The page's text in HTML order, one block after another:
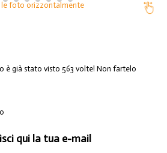
le foto orizzontalmente
già stato visto 563 volte! Non fartelo
qui la tua e-mail